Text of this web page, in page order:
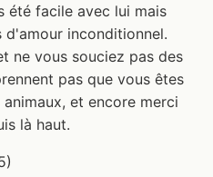
été facile avec lui mais
d'amour inconditionnel.
ne vous souciez pas des
pas que vous êtes
et encore merci
là haut.